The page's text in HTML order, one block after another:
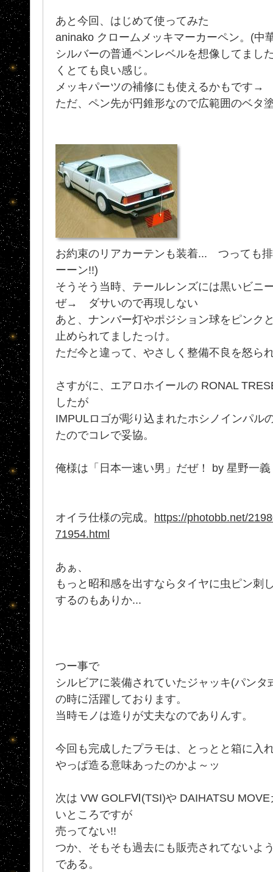
あと今回、はじめて使ってみた
aninako クロームメッキマーカーペン。(中
シルバーの普通ペンレベルを想像してまし
くとても良い感じ。
メッキパーツの補修にも使えるかもです→
ただ、ペン先が円錐形なので広範囲のベタ
お約束のリアカーテンも装着... つっても
ーーン!!)
そうそう当時、テールレンズには黒いビニ
ぜ→ ダサいので再現しない
あと、ナンバー灯やポジション球をピンク
止められてましたっけ。
ただ今と違って、やさしく整備不良を怒ら
さすがに、エアロホイールの RONAL
したが
IMPULロゴが彫り込まれたホシノインパル
たのでコレで妥協。
俺様は「日本一速い男」だぜ！ by 星野一義
オイラ仕様の完成。 https://photobb.net/
71954.html
あぁ、
もっと昭和感を出すならタイヤに虫ピン刺
するのもありか...
つー事で
シルビアに装備されていたジャッキ(パン
の時に活躍しております。
当時モノは造りが丈夫なのでありんす。
今回も完成したプラモは、とっとと箱に入
やっぱ造る意味あったのかよ～ッ
次は VW GOLFⅥ(TSI)や DAIHATSU
いところですが
売ってない!!
つか、そもそも過去にも販売されてないよ
である。